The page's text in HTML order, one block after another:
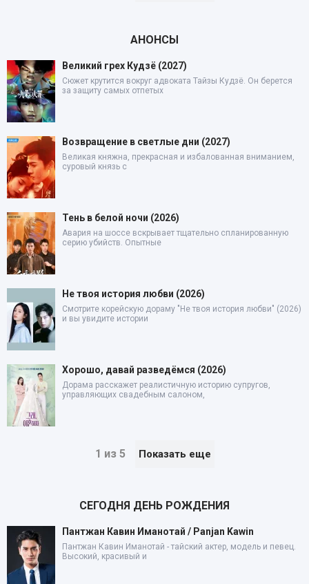
АНОНСЫ
Великий грех Кудзё (2027)
Сюжет крутится вокруг адвоката Тайзы Кудзё. Он берется
за защиту самых отпетых
Возвращение в светлые дни (2027)
Великая княжна, прекрасная и избалованная вниманием,
суровый князь с
Тень в белой ночи (2026)
Авария на шоссе вскрывает тщательно спланированную
серию убийств. Опытные
Не твоя история любви (2026)
Смотрите корейскую дораму "Не твоя история любви" (2026)
и вы увидите истории
Хорошо, давай разведёмся (2026)
Дорама расскажет реалистичную историю супругов,
управляющих свадебным салоном,
1 из 5 Показать еще
СЕГОДНЯ ДЕНЬ РОЖДЕНИЯ
Пантжан Кавин Иманотай / Panjan Kawin
Пантжан Кавин Иманотай - тайский актер, модель и певец.
Высокий, красивый и